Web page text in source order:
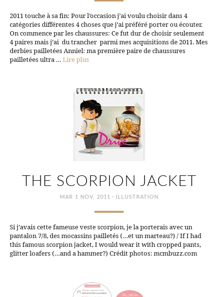
2011 touche à sa fin: Pour l’occasion j’ai voulu choisir dans 4
catégories différentes 4 choses que j’ai préféré porter ou écouter.
On commence par les chaussures: Ce fut dur de choisir seulement
4 paires mais j’ai du trancher parmi mes acquisitions de 2011. Mes
derbies pailletées Anniel: ma première paire de chaussures
pailletées ultra … Lire plus
THE SCORPION JACKET
MAR 1 NOV, 2011 · ILLUSTRATION
Si j’avais cette fameuse veste scorpion, je la porterais avec un
pantalon 7/8, des mocassins pailletés (…et un marteau?) / If I had
this famous scorpion jacket, I would wear it with cropped pants,
glitter loafers (…and a hammer?) Crédit photos: mcmbuzz.com